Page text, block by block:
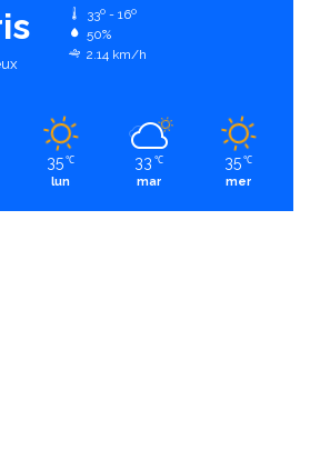
33º - 16º
50%
2.14 km/h
35 ℃
lun
33 ℃
mar
35 ℃
mer